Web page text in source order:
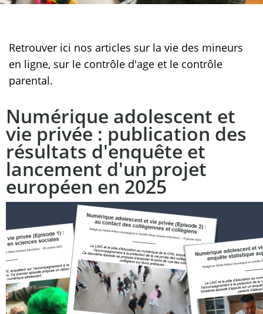
Retrouver ici nos articles sur la vie des mineurs
en ligne, sur le contrôle d'age et le contrôle
parental.
Numérique adolescent et
vie privée : publication des
résultats d'enquête et
lancement d'un projet
européen en 2025